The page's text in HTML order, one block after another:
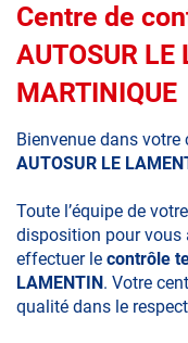
Centre de
AUTOSUR
MARTINIQUE
Bienvenue dans
AUTOSUR LE
Toute l’équipe de
disposition pour vous
effectuer le contrôle
LAMENTIN . Votre
qualité dans le